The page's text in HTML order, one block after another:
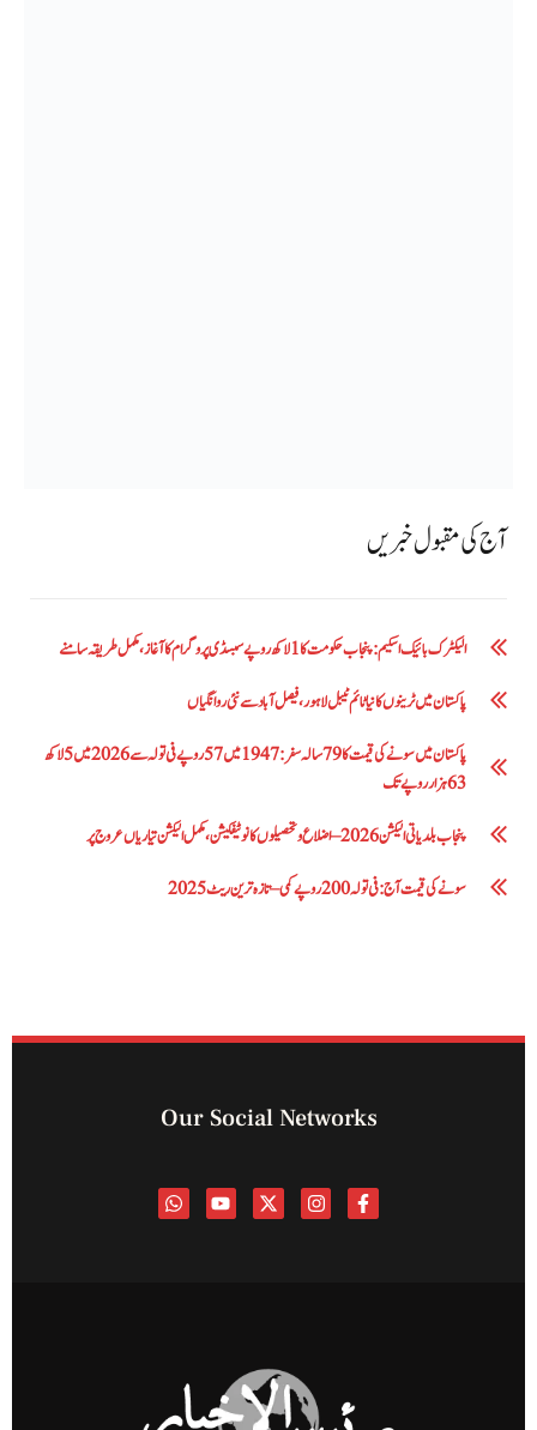
آج کی مقبول خبریں
الیکٹرک بائیک اسکیم: پنجاب حکومت کا1 لاکھ روپے سبسڈی پروگرام کا آغاز ،مکمل طریقہ سامنے
پاکستان میں ٹرینوں کا نیا ٹائم ٹیبل لاہور، فیصل آباد سے نئی روانگیاں
پاکستان میں سونے کی قیمت کا 79 سالہ سفر: 1947 میں 57 روپے فی تولہ سے 2026 میں 5 لاکھ
63 ہزار روپے تک
پنجاب بلدیاتی الیکشن 2026 – اضلاع و تحصیلوں کا نوٹیفکیشن، مکمل الیکشن تیاریاں عروج پر
سونے کی قیمت آج: فی تولہ 200 روپے کمی – تازہ ترین ریٹ 2025
Our Social Networks